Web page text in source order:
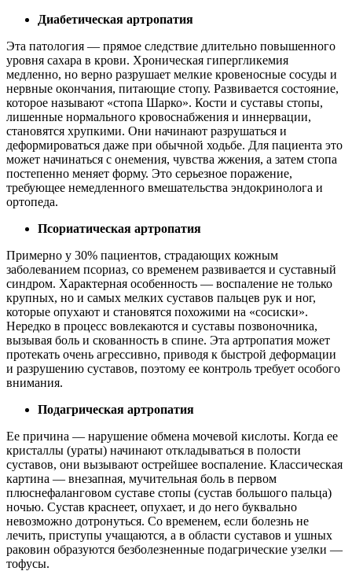
Диабетическая артропатия
Эта патология — прямое следствие длительно повышенного
уровня сахара в крови. Хроническая гипергликемия
медленно, но верно разрушает мелкие кровеносные сосуды и
нервные окончания, питающие стопу. Развивается состояние,
которое называют «стопа Шарко». Кости и суставы стопы,
лишенные нормального кровоснабжения и иннервации,
становятся хрупкими. Они начинают разрушаться и
деформироваться даже при обычной ходьбе. Для пациента это
может начинаться с онемения, чувства жжения, а затем стопа
постепенно меняет форму. Это серьезное поражение,
требующее немедленного вмешательства эндокринолога и
ортопеда.
Псориатическая артропатия
Примерно у 30% пациентов, страдающих кожным
заболеванием псориаз, со временем развивается и суставный
синдром. Характерная особенность — воспаление не только
крупных, но и самых мелких суставов пальцев рук и ног,
которые опухают и становятся похожими на «сосиски».
Нередко в процесс вовлекаются и суставы позвоночника,
вызывая боль и скованность в спине. Эта артропатия может
протекать очень агрессивно, приводя к быстрой деформации
и разрушению суставов, поэтому ее контроль требует особого
внимания.
Подагрическая артропатия
Ее причина — нарушение обмена мочевой кислоты. Когда ее
кристаллы (ураты) начинают откладываться в полости
суставов, они вызывают острейшее воспаление. Классическая
картина — внезапная, мучительная боль в первом
плюснефаланговом суставе стопы (сустав большого пальца)
ночью. Сустав краснеет, опухает, и до него буквально
невозможно дотронуться. Со временем, если болезнь не
лечить, приступы учащаются, а в области суставов и ушных
раковин образуются безболезненные подагрические узелки —
тофусы.